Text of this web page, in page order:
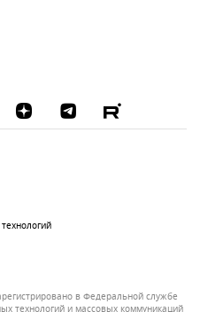
в Федеральной службе
технологий и массовых коммуникаций